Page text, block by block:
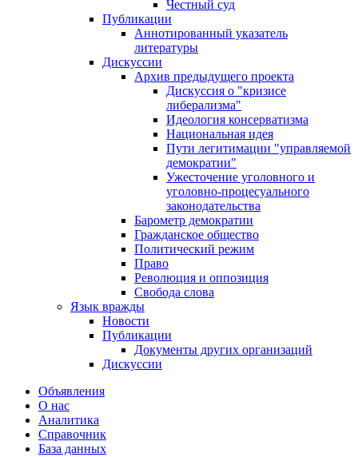
Честный суд
Публикации
Аннотированный указатель
литературы
Дискуссии
Архив предыдущего проекта
Дискуссия о "кризисе
либерализма"
Идеология консерватизма
Национальная идея
Пути легитимации "управляемой
демократии"
Ужесточение уголовного и
уголовно-процесуального
законодательства
Барометр демократии
Гражданское общество
Политический режим
Право
Революция и оппозиция
Свобода слова
Язык вражды
Новости
Публикации
Документы других организаций
Дискуссии
Объявления
О нас
Аналитика
Справочник
База данных